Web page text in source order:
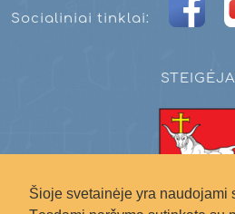
Šioje svetainėje yra naudojami
Socialiniai tinklai: